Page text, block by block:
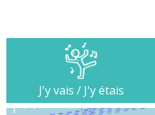
J'y vais / J'y étais